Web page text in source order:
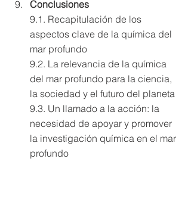
Conclusiones
9.1. Recapitulación de los
aspectos clave de la química del
mar profundo
9.2. La relevancia de la química
del mar profundo para la ciencia,
la sociedad y el futuro del planeta
9.3. Un llamado a la acción: la
necesidad de apoyar y promover
la investigación química en el mar
profundo